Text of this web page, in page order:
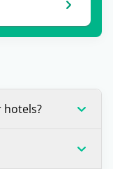
hotels?
Dan